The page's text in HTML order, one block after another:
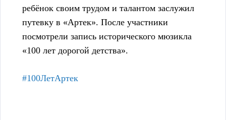
ребёнок своим трудом и талантом заслужил
путевку в «Артек». После участники
посмотрели запись исторического мюзикла
«100 лет дорогой детства».
#100ЛетАртек